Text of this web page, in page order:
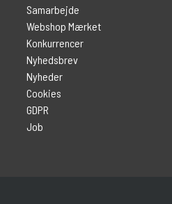
Samarbejde
Webshop Mærket
Konkurrencer
Nyhedsbrev
Nyheder
Cookies
GDPR
Job